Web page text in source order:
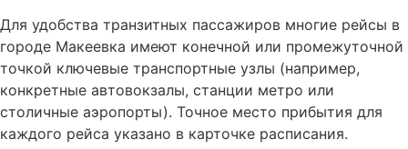
Для удобства транзитных пассажиров многие рейсы в
городе Макеевка имеют конечной или промежуточной
точкой ключевые транспортные узлы (например,
конкретные автовокзалы, станции метро или
столичные аэропорты). Точное место прибытия для
каждого рейса указано в карточке расписания.